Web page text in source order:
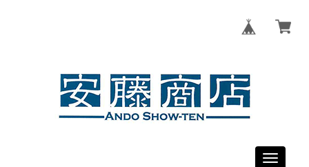
Toggle